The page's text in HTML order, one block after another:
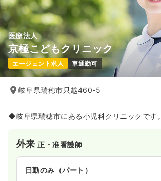
医療法人
京極こどもクリニック
エージェント求人 車通勤可
岐阜県瑞穂市只越460-5
◆岐阜県瑞穂市にある小児科クリニックです。
外来正・准看護師
日勤のみ（パート）